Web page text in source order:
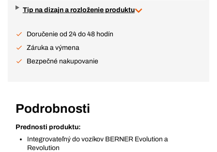
Tip na dizajn a rozloženie produktu
Doručenie od 24 do 48 hodín
Záruka a výmena
Bezpečné nakupovanie
Podrobnosti
Prednosti produktu:
Integrovateľný do vozíkov BERNER Evolution a
Revolution